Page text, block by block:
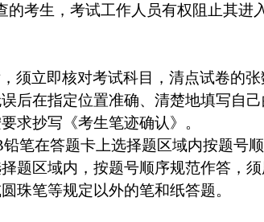
的考生，考试工作人员有权阻止其进
须立即核对考试科目，清点试卷的
后在指定位置准确、清楚地填写自
求抄写《考生笔迹确认》。
笔在答题卡上选择题区域内按题号
题区域内，按题号顺序规范作答，
珠笔等规定以外的笔和纸答题。